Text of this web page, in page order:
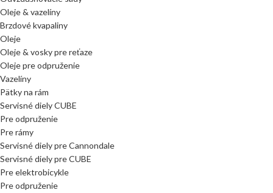
Oleje & vazelíny
Brzdové kvapaliny
Oleje
Oleje & vosky pre reťaze
Oleje pre odpruženie
Vazelíny
Pätky na rám
Servisné diely CUBE
Pre odpruženie
Pre rámy
Servisné diely pre Cannondale
Servisné diely pre CUBE
Pre elektrobicykle
Pre odpruženie